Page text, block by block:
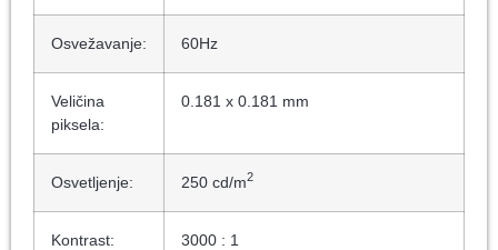
Osvežavanje: 60Hz
Veličina
piksela:
0.181 x 0.181 mm
Osvetljenje: 250 cd/m2
Kontrast: 3000 : 1